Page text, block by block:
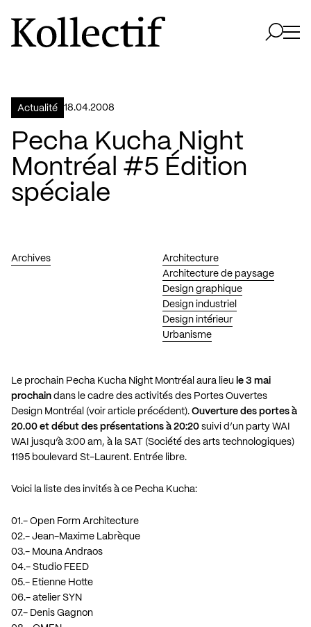
Aller à la page d'accueil
Logo Kollectif
Actualité 18.04.2008
Pecha Kucha Night
Montréal #5 Édition
spéciale
Archives
Architecture
Architecture de paysage
Design graphique
Design industriel
Design intérieur
Urbanisme
Le prochain Pecha Kucha Night Montréal aura lieu le 3 mai
prochain dans le cadre des activités des Portes Ouvertes
Design Montréal (voir article précédent). Ouverture des portes à
20.00 et début des présentations à 20:20 suivi d’un party WAI
WAI jusqu’à 3:00 am, à la SAT (Société des arts technologiques)
1195 boulevard St-Laurent. Entrée libre.
Voici la liste des invités à ce Pecha Kucha:
01.- Open Form Architecture
02.- Jean-Maxime Labrèque
03.- Mouna Andraos
04.- Studio FEED
05.- Etienne Hotte
06.- atelier SYN
07.- Denis Gagnon